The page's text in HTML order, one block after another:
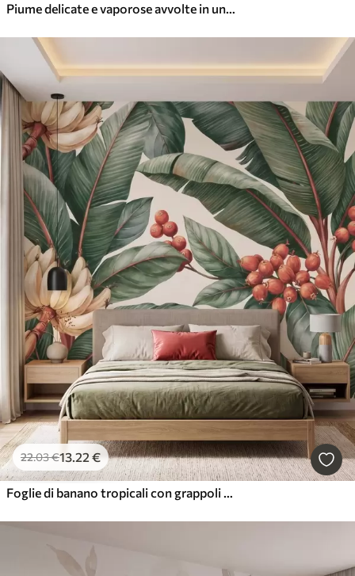
Piume delicate e vaporose avvolte in una foschia rosa-pesca dai riflessi luccicanti
22.03€13.22 €
Foglie di banano tropicali con grappoli di bacche di caffè rosse, in stile acquerello